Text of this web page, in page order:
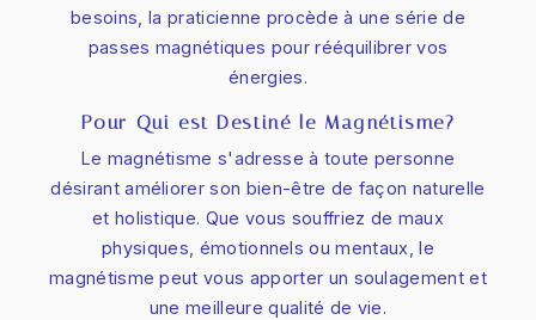
besoins, la praticienne procède à une série de
passes magnétiques pour rééquilibrer vos
énergies.
Pour Qui est Destiné le Magnétisme?
Le magnétisme s'adresse à toute personne
désirant améliorer son bien-être de façon naturelle
et holistique. Que vous souffriez de maux
physiques, émotionnels ou mentaux, le
magnétisme peut vous apporter un soulagement et
une meilleure qualité de vie.